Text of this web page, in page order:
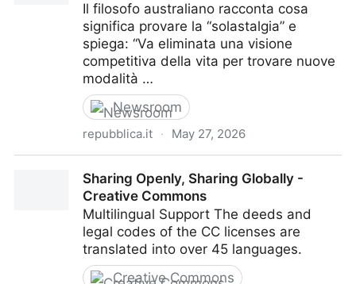
Il filosofo australiano racconta cosa
significa provare la “solastalgia” e
spiega: “Va eliminata una visione
competitiva della vita per trovare nuove
modalità …
Newsroom
repubblica.it · May 27, 2026
Simbiocene”Sharing Openly, Sharing Globally -
Creative Commons
Multilingual Support The deeds and
legal codes of the CC licenses are
translated into over 45 languages.
Creative Commons